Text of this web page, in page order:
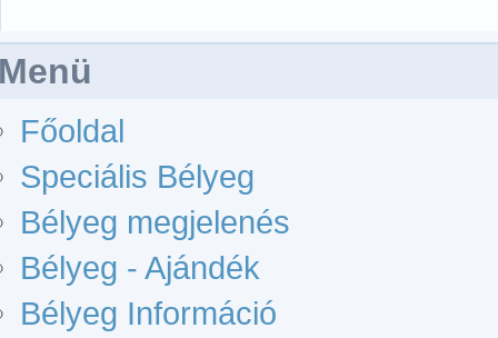
Főoldal
Speciális Bélyeg
Bélyeg megjelenés
Bélyeg - Ajándék
Bélyeg Információ